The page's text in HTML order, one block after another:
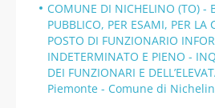
COMUNE DI NICHELINO (TO) -
PUBBLICO, PER ESAMI, PER LA
POSTO DI FUNZIONARIO
INDETERMINATO E PIENO -
DEI FUNZIONARI E
Piemonte - Comune di